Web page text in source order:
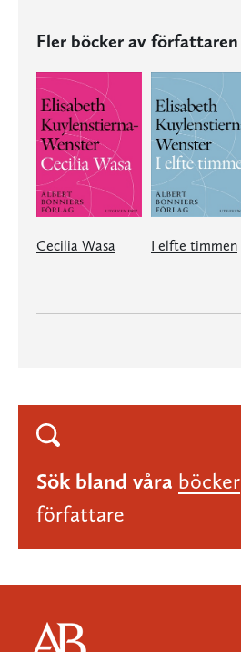
Fler böcker av författaren
Cecilia Wasa I elfte timmen
Sök bland våra böcker
författare